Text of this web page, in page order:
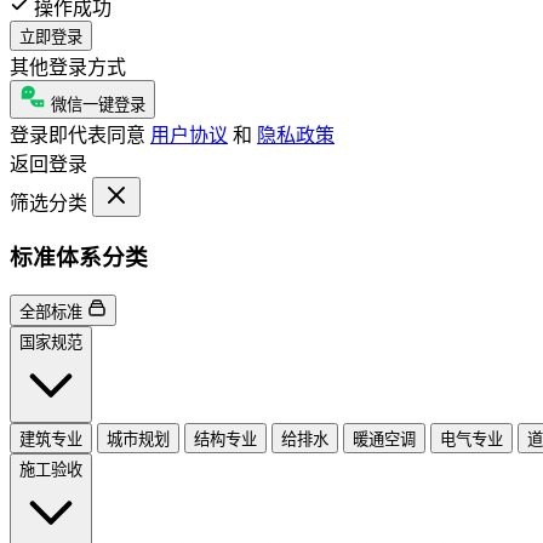
操作成功
立即登录
其他登录方式
微信一键登录
登录即代表同意 用户协议 和 隐私政策
返回登录
筛选分类
标准体系分类
全部标准
国家规范
建筑专业 城市规划 结构专业 给排水 暖通空调 电气专业
施工验收